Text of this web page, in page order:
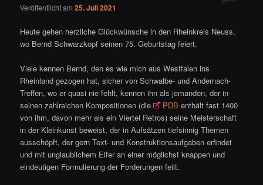
Veröffentlicht am25. Juli 2021
Heute gehen herzliche Glückwünsche in den Rheinkreis Neuss,
wo Bernd Schwarzkopf seinen 75. Geburtstag feiert.
Viele kennen Bernd, den es wie mich aus Westfalen ins
Rheinland gezogen hat, sicher von Schwalbe- und Andernach-
Treffen, wo er quasi nie fehlt, kennen ihn als jemanden, der in
seinen zahlreichen Kompositionen (die
PDB enthält fast 1400
von ihm, davon mehr als ein Viertel Retros) seine Meisterschaft
in der Kleinkunst beweist, der in Aufsätzen tiefsinnig Themen
ausschöpft, der gern Text- und Konstruktionsaufgaben erfindet
und mit unglaublichem Eifer an einer möglichst knappen und
eindeutigen Formulierung der Forderungen feilt.